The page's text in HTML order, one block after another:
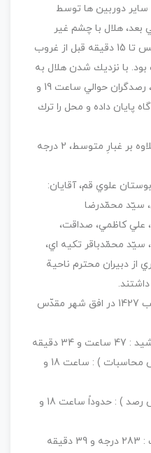
و سپس با ساير دوربين ها توسط
هلال با چشم غير
مسلّح نيز رؤيت گرديد و از آن پس تا 15 دقيقه قبل از غروب
با نزديك شدن هلال به
افق و محو شدن آن در غبارِ افق، رصدگران حوالي ساعت 19 و
پايان داده و محل را ترك
شايان ذکر است در افق غربی؛ علاوه بر غبارِ متوسط، 2 درجه
علوي قم، آقايان:
سيّد محمّدرضا
كاظمي، صداقت،
سيّد محمّدباقر تكيه اي،
از دبيران محترم ناحية
* برخی از مشخّصه های هلالِ رجب 1427 در افق شهر مقدّس
دقيقه
– لحظه غروب خورشيد ( براساس محاسبات ) : ساعت 18 و
– لحظه غروب خورشيد ( براساس رصد ) : حدوداً ساعت 18 و
– سمت خورشيد در لحظه غروب : 283 درجه و 39 دقيقه